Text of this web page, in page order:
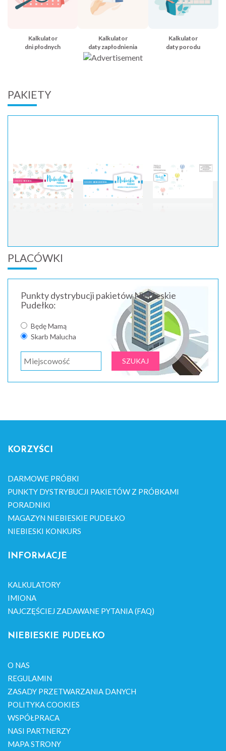
Kalkulator
dni płodnych
Kalkulator
daty zapłodnienia
Kalkulator
daty porodu
PAKIETY
PLACÓWKI
Punkty dystrybucji pakietów Niebieskie
Pudełko:
Będę Mamą
Skarb Malucha
KORZYŚCI
DARMOWE PRÓBKI
PUNKTY DYSTRYBUCJI PAKIETÓW Z PRÓBKAMI
PORADNIKI
MAGAZYN NIEBIESKIE PUDEŁKO
NIEBIESKI KONKURS
INFORMACJE
KALKULATORY
IMIONA
NAJCZĘŚCIEJ ZADAWANE PYTANIA (FAQ)
NIEBIESKIE PUDEŁKO
O NAS
REGULAMIN
ZASADY PRZETWARZANIA DANYCH
POLITYKA COOKIES
WSPÓŁPRACA
NASI PARTNERZY
MAPA STRONY